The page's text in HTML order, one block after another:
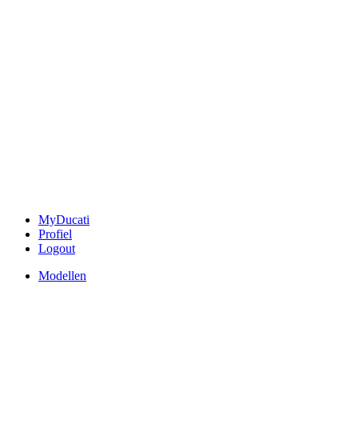
MyDucati
Profiel
Logout
Modellen